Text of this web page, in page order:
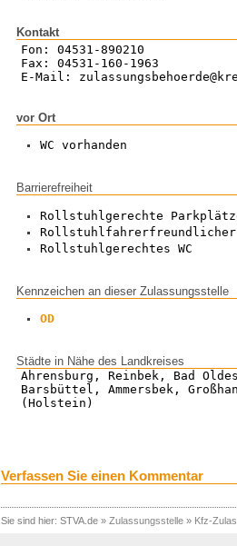
Kontakt
Fon: 04531-890210
Fax: 04531-160-1963
E-Mail:
vor Ort
WC vorhanden
Barrierefreiheit
Rollstuhlgerechte
Rollstuhlfahrerfreundlicher
Rollstuhlgerechtes WC
Kennzeichen an dieser Zulassungsstelle
OD
Städte in Nähe des Landkreises
Ahrensburg, Reinbek, Bad
Barsbüttel, Ammersbek,
(Holstein)
Verfassen Sie einen Kommentar
Sie sind hier: STVA.de» Zulassungsstelle» Kfz-